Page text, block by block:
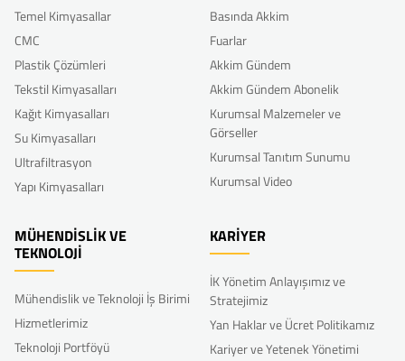
Temel Kimyasallar
CMC
Plastik Çözümleri
Tekstil Kimyasalları
Kağıt Kimyasalları
Su Kimyasalları
Ultrafiltrasyon
Yapı Kimyasalları
Basında Akkim
Fuarlar
Akkim Gündem
Akkim Gündem Abonelik
Kurumsal Malzemeler ve
Görseller
Kurumsal Tanıtım Sunumu
Kurumsal Video
MÜHENDİSLİK VE
TEKNOLOJİ
Mühendislik ve Teknoloji İş Birimi
Hizmetlerimiz
Teknoloji Portföyü
KARİYER
İK Yönetim Anlayışımız ve
Stratejimiz
Yan Haklar ve Ücret Politikamız
Kariyer ve Yetenek Yönetimi